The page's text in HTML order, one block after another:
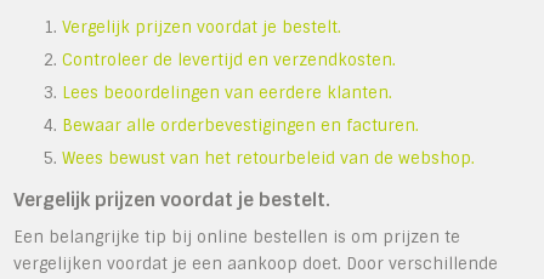
Vergelijk prijzen voordat je bestelt.
Controleer de levertijd en verzendkosten.
Lees beoordelingen van eerdere klanten.
Bewaar alle orderbevestigingen en facturen.
Wees bewust van het retourbeleid van de webshop.
Vergelijk prijzen voordat je bestelt.
Een belangrijke tip bij online bestellen is om prijzen te
vergelijken voordat je een aankoop doet. Door verschillende